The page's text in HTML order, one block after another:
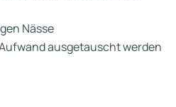
Nässe
ausgetauscht werden